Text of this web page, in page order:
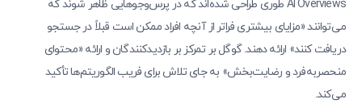
AI Overviews طوری طراحی شده‌اند که در پرس‌وجوهایی ظاهر شوند که
می‌توانند «مزایای بیشتری فراتر از آنچه افراد ممکن است قبلاً در جستجو
دریافت کنند» ارائه دهند. گوگل بر تمرکز بر بازدیدکنندگان و ارائه «محتوای
منحصربه‌فرد و رضایت‌بخش» به جای تلاش برای فریب الگوریتم‌ها تأکید
می‌کند.